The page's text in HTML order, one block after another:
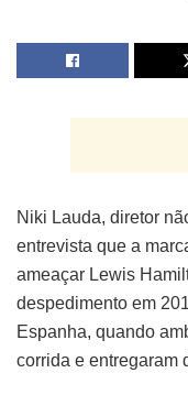
Niki Lauda, diretor
entrevista que a
ameaçar Lewis
despedimento em
Espanha, quando
corrida e entregaram